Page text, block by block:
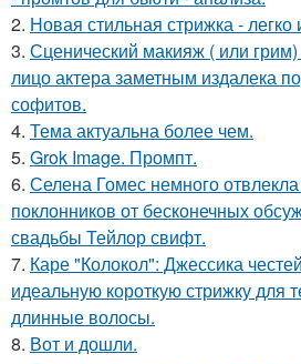
2. Новая стильная стрижка - легко
3. Сценический макияж ( или грим)
лицо актера заметным издалека
софитов.
4. Тема актуальна более чем.
5. Grok Image. Промпт.
6. Селена Гомес немного
поклонников от бесконечных
свадьбы Тейлор свифт.
7. Каре "Колокол": Джессика
идеальную короткую стрижку для
длинные волосы.
8. Вот и дошли.